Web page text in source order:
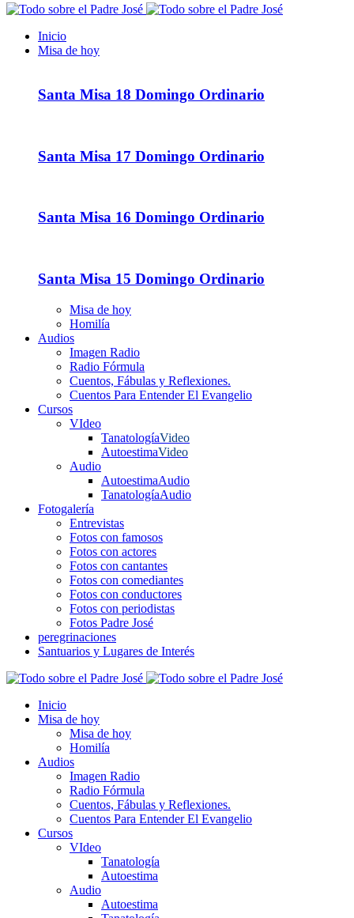
Inicio
Misa de hoy
Santa Misa 18 Domingo Ordinario
Santa Misa 17 Domingo Ordinario
Santa Misa 16 Domingo Ordinario
Santa Misa 15 Domingo Ordinario
Misa de hoy
Homilía
Audios
Imagen Radio
Radio Fórmula
Cuentos, Fábulas y Reflexiones.
Cuentos Para Entender El Evangelio
Cursos
VIdeo
TanatologíaVideo
AutoestimaVideo
Audio
AutoestimaAudio
TanatologíaAudio
Fotogalería
Entrevistas
Fotos con famosos
Fotos con actores
Fotos con cantantes
Fotos con comediantes
Fotos con conductores
Fotos con periodistas
Fotos Padre José
peregrinaciones
Santuarios y Lugares de Interés
Inicio
Misa de hoy
Misa de hoy
Homilía
Audios
Imagen Radio
Radio Fórmula
Cuentos, Fábulas y Reflexiones.
Cuentos Para Entender El Evangelio
Cursos
VIdeo
Tanatología
Autoestima
Audio
Autoestima